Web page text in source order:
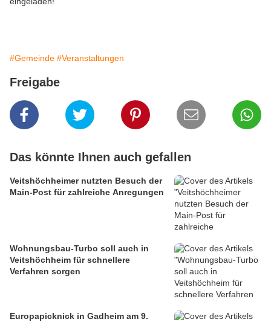
#Gemeinde #Veranstaltungen
Freigabe
Das könnte Ihnen auch gefallen
Veitshöchheimer nutzten Besuch der
Main-Post für zahlreiche Anregungen
Wohnungsbau-Turbo soll auch in
Veitshöchheim für schnellere
Verfahren sorgen
Europapicknick in Gadheim am 9.